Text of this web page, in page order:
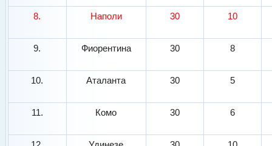
8. Наполи 30 10
9. Фиорентина 30 8
10. Аталанта 30 5
11. Комо 30 6